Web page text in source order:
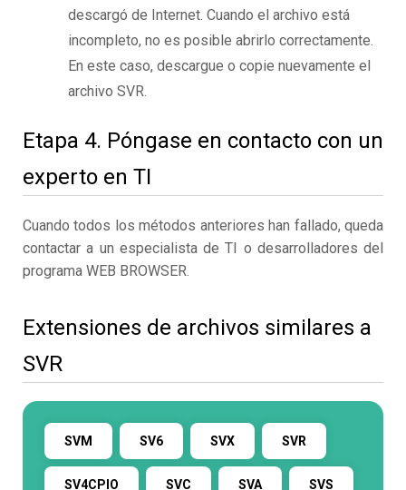
descargó de Internet. Cuando el archivo está
incompleto, no es posible abrirlo correctamente.
En este caso, descargue o copie nuevamente el
archivo SVR.
Etapa 4. Póngase en contacto con un
experto en TI
Cuando todos los métodos anteriores han fallado, queda
contactar a un especialista de TI o desarrolladores del
programa WEB BROWSER.
Extensiones de archivos similares a
SVR
SVM SV6 SVX SVR
SV4CPIO SVC SVA SVS